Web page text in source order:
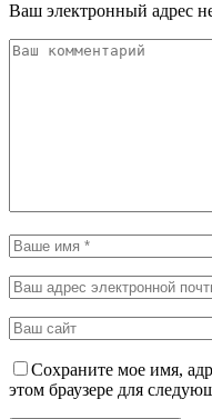
Ваш электронный адрес
Сохраните мое имя,
этом браузере для